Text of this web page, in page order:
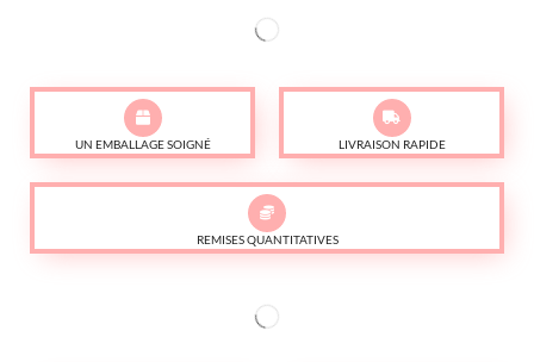
UN EMBALLAGE SOIGNÉ LIVRAISON RAPIDE
REMISES QUANTITATIVES